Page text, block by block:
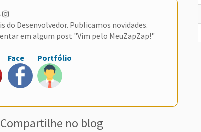
do Desenvolvedor. Publicamos novidades.
em algum post "Vim pelo MeuZapZap!"
Face Portfólio
Compartilhe no blog